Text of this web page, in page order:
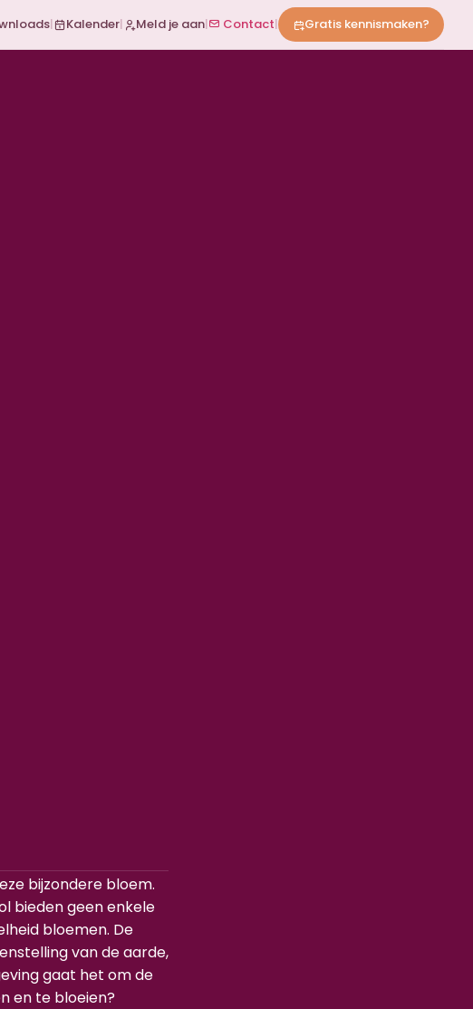
| Kalender| Meld je aan| Contact| Gratis kennismaken?
bijzondere bloem.
bieden geen enkele
bloemen. De
van de aarde,
gaat het om de
en te bloeien?